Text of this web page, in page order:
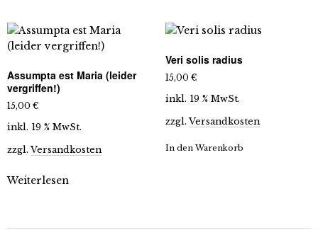
Assumpta est Maria (leider
vergriffen!)
15,00 €
inkl. 19 % MwSt.
zzgl.Versandkosten
Weiterlesen
Veri solis radius
15,00 €
inkl. 19 % MwSt.
zzgl.Versandkosten
In den Warenkorb